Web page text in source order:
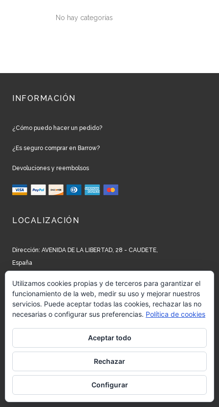
No hay categorías
INFORMACIÓN
¿Cómo puedo hacer un pedido?
¿Es seguro comprar en Barrow?
Devoluciones y reembolsos
LOCALIZACIÓN
Dirección: AVENIDA DE LA LIBERTAD, 28 - CAUDETE,
España
Teléfono: +34 965 827 250
Email: info@barrow.es
REDES SOCIALES
Siguenos en:
Siguenos en:Instagram
Utilizamos cookies propias y de terceros para garantizar el
funcionamiento de la web, medir su uso y mejorar nuestros
servicios. Puede aceptar todas las cookies, rechazar las no
necesarias o configurar sus preferencias. Política de cookies
Aceptar todo
Rechazar
Configurar